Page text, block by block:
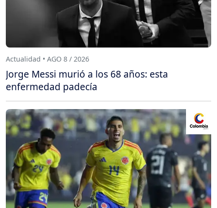
Actualidad • AGO 8 / 2026
Jorge Messi murió a los 68 años: esta
enfermedad padecía